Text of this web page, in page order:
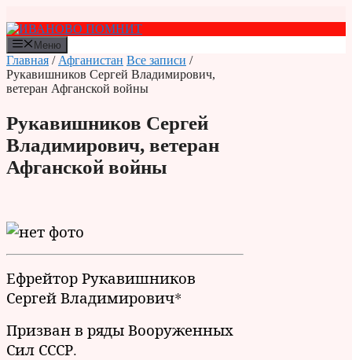
к
содержимому
Меню
Главная / Афганистан Все записи /
Рукавишников Сергей Владимирович,
ветеран Афганской войны
Рукавишников Сергей
Владимирович, ветеран
Афганской войны
Ефрейтор Рукавишников
Сергей Владимирович*
Призван в ряды Вооруженных
Сил СССР.